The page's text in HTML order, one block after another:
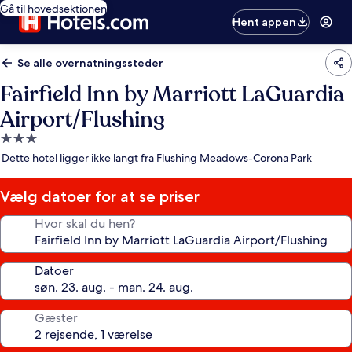
Gå til hovedsektionen
Hent appen
Se alle overnatningssteder
Fairfield Inn by Marriott LaGuardia
Airport/Flushing
3.0-
stjernet
Dette hotel ligger ikke langt fra Flushing Meadows-Corona Park
Vælg datoer for at se priser
Hvor skal du hen?
Datoer
Gæster